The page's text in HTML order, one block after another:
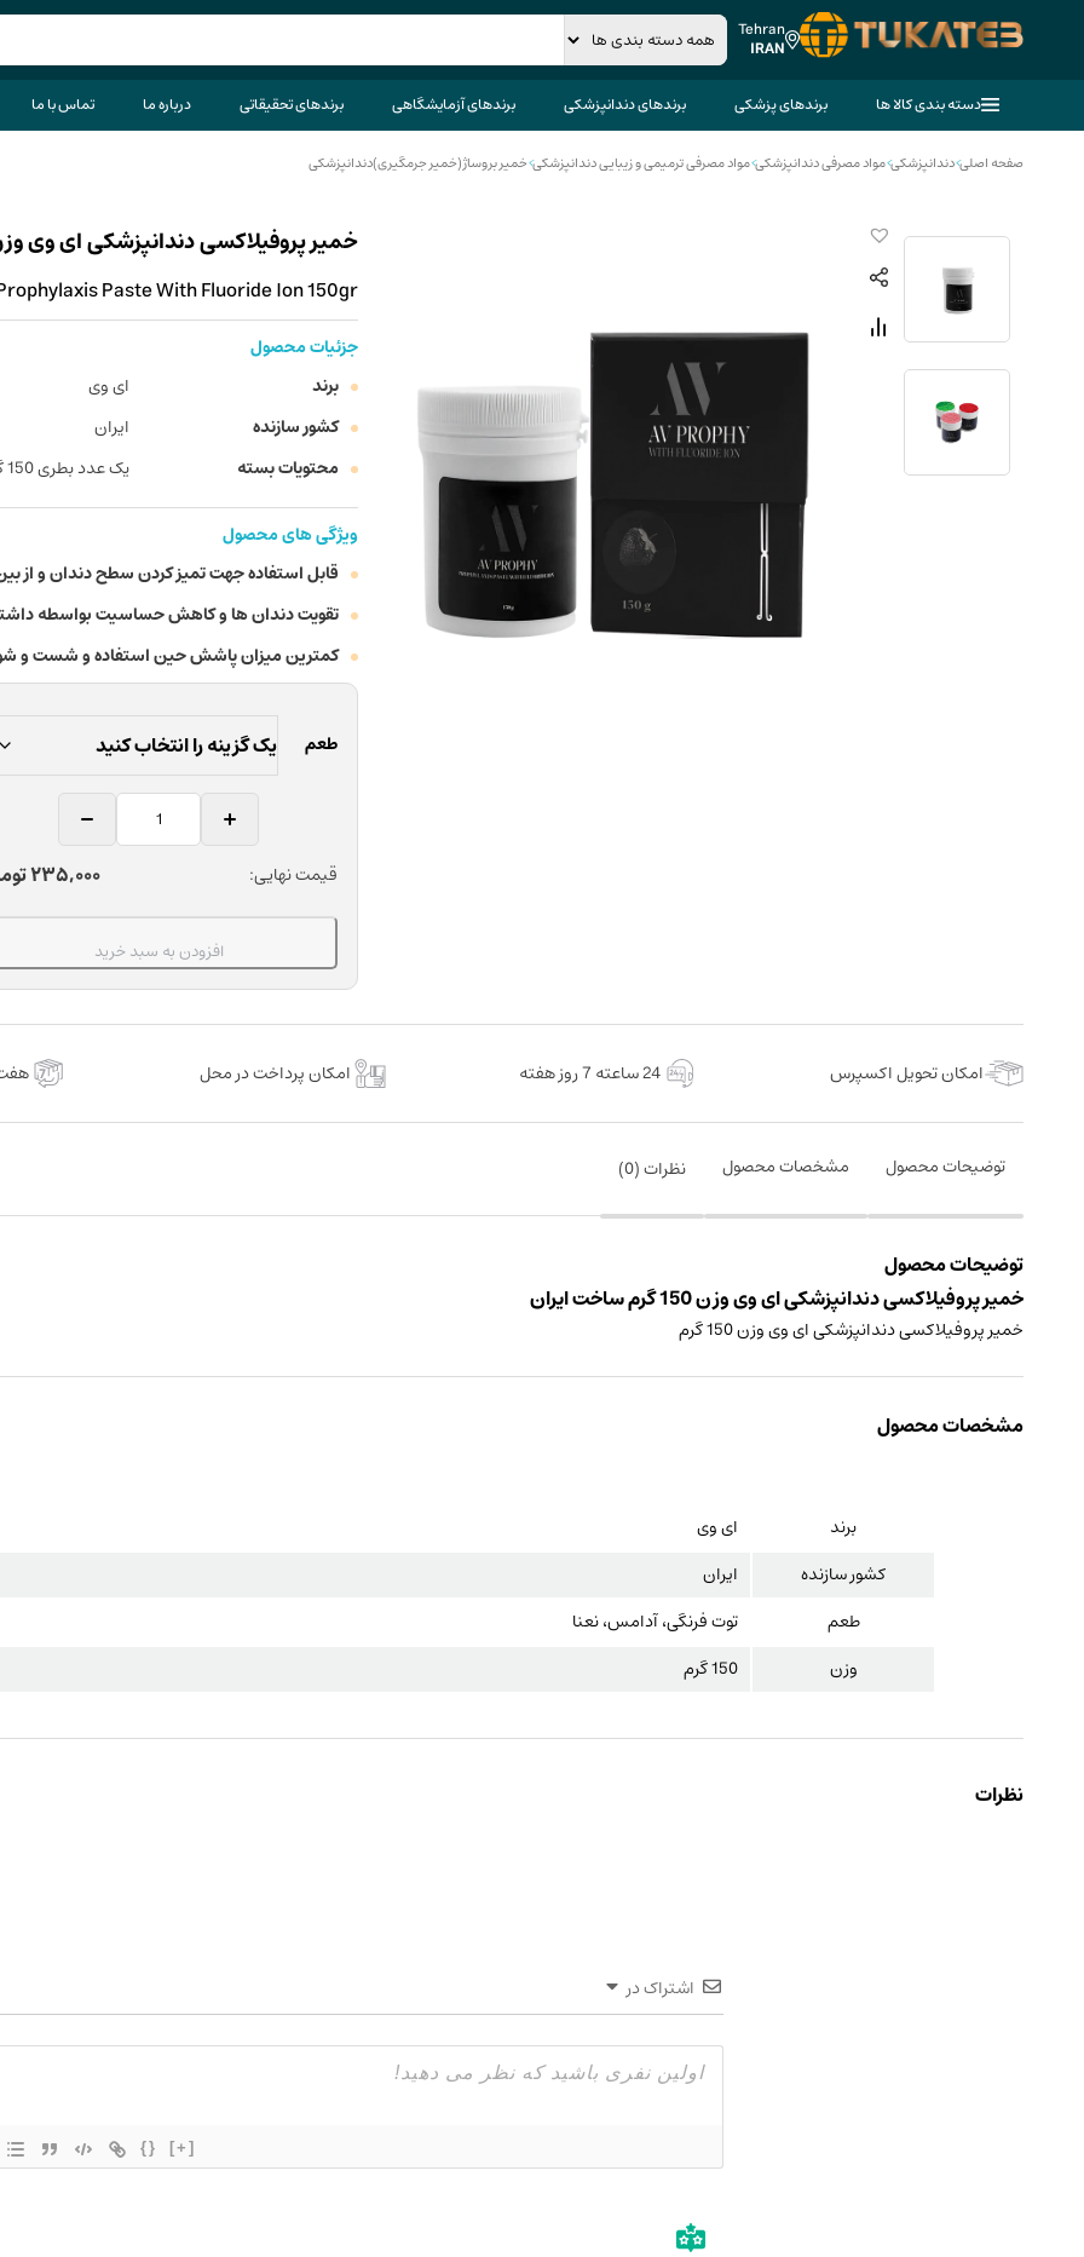
Tehran
IRAN
دسته بندی کالا ها برندهای پزشکی برندهای دندانپزشکی برندهای آزمایشگاهی برندهای تحقیقاتی درباره ما تماس با ما
صفحه اصلی>دندانپزشکی>مواد مصرفی دندانپزشکی>مواد مصرفی ترمیمی و زیبایی دندانپزشکی>خمیر بروساژ(خمیر جرمگیری)دندانپزشکی
خمیر پروفیلاکسی دندانپزشکی ای وی وزن 150
Paste With Fluoride Ion 150gr
جزئیات محصول
برند
ای وی
کشور سازنده
ایران
محتویات بسته
یک عدد بطری 150 گرمی
ویژگی های محصول
قابل استفاده جهت تمیز کردن سطح دندان و از
تقویت دندان ها و کاهش حساسیت بواسطه
کمترین میزان پاشش حین استفاده و شست و
طعم
خمیر
وی
وزن
قیمت نهایی: 235,000
افزودن به سبد خرید
امکان تحویل اکسپرس 24 ساعته 7 روز هفته امکان پرداخت در محل
توضیحات محصول مشخصات محصول نظرات (0
)
توضیحات محصول
خمیر پروفیلاکسی دندانپزشکی ای وی وزن 150 گرم ساخت ایران
خمیر پروفیلاکسی دندانپزشکی ای وی وزن 150 گرم
مشخصات محصول
برند
ای وی
کشور سازنده
ایران
طعم
توت فرنگی، آدامس، نعنا
وزن
150 گرم
نظرات
اشتراک در
{} [+]